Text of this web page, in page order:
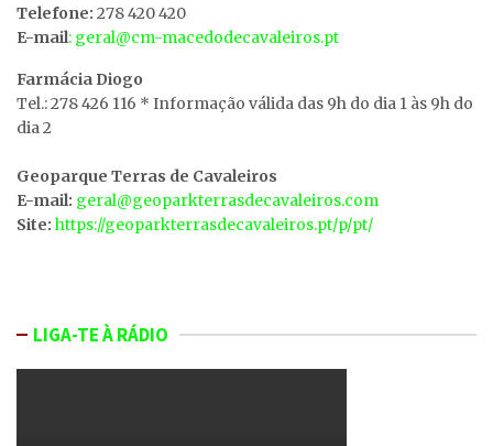
Telefone: 278 420 420
E-mail: geral@cm-macedodecavaleiros.pt
Farmácia Diogo
Tel.: 278 426 116 * Informação válida das 9h do dia 1 às 9h do
dia 2
Geoparque Terras de Cavaleiros
E-mail: geral@geoparkterrasdecavaleiros.com
Site: https://geoparkterrasdecavaleiros.pt/p/pt/
LIGA-TE À RÁDIO